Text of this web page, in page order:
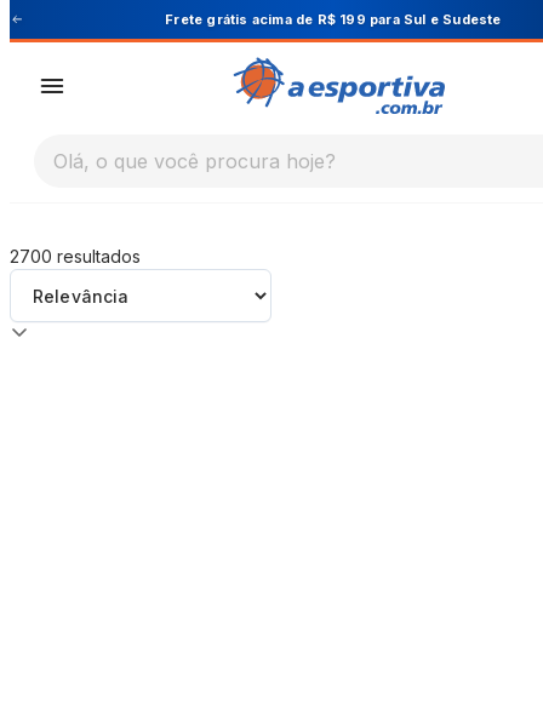
A EsportivaFrete grátis acima de R$ 199 para Sul e Sudeste
Olá, o que você procura hoje?
2700 resultados